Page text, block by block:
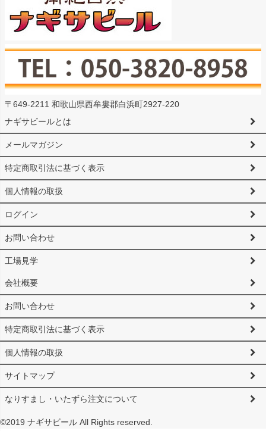
〒649-2211 和歌山県西牟婁郡白浜町2927-220
ナギサビールとは
メールマガジン
特定商取引法に基づく表示
個人情報の取扱
ログイン
お問い合わせ
工場見学
会社概要
お問い合わせ
特定商取引法に基づく表示
個人情報の取扱
サイトマップ
なりすまし・いたずら注文について
©2019 ナギサビール All Rights reserved.